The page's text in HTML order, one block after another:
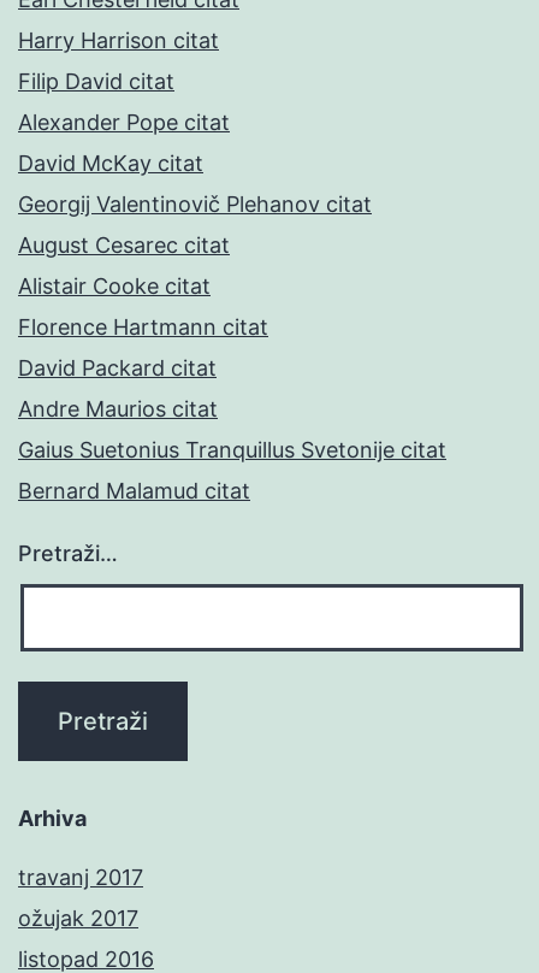
Harry Harrison citat
Filip David citat
Alexander Pope citat
David McKay citat
Georgij Valentinovič Plehanov citat
August Cesarec citat
Alistair Cooke citat
Florence Hartmann citat
David Packard citat
Andre Maurios citat
Gaius Suetonius Tranquillus Svetonije citat
Bernard Malamud citat
Pretraži…
Arhiva
travanj 2017
ožujak 2017
listopad 2016